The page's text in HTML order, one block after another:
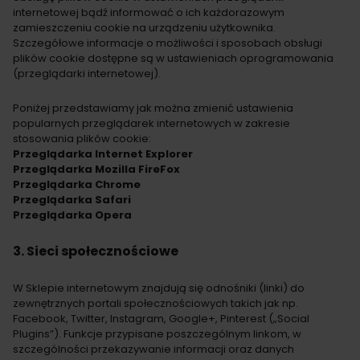
internetowej bądź informować o ich każdorazowym
zamieszczeniu cookie na urządzeniu użytkownika.
Szczegółowe informacje o możliwości i sposobach obsługi
plików cookie dostępne są w ustawieniach oprogramowania
(przeglądarki internetowej).
Poniżej przedstawiamy jak można zmienić ustawienia
popularnych przeglądarek internetowych w zakresie
stosowania plików cookie:
Przeglądarka Internet Explorer
Przeglądarka Mozilla FireFox
Przeglądarka Chrome
Przeglądarka Safari
Przeglądarka Opera
3. Sieci społecznościowe
W Sklepie internetowym znajdują się odnośniki (linki) do
zewnętrznych portali społecznościowych takich jak np.
Facebook, Twitter, Instagram, Google+, Pinterest („Social
Plugins”). Funkcje przypisane poszczególnym linkom, w
szczególności przekazywanie informacji oraz danych